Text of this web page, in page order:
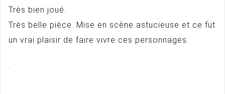
Très bien joué.
Très belle pièce. Mise en scène astucieuse et ce fut
un vrai plaisir de faire vivre ces personnages.
.